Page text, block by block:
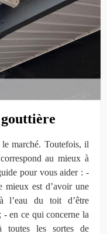
marché. Toutefois, il
au mieux à
pour vous aider : -
mieux est d’avoir une
l’eau du toit d’être
en ce qui concerne la
toutes les sortes de